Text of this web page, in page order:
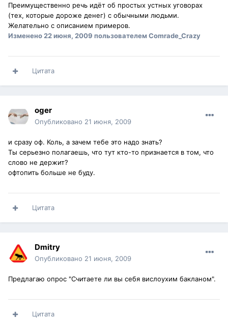
Преимущественно речь идёт об простых устных уговорах
(тех, которые дороже денег) с обычными людьми.
Желательно с описанием примеров.
Изменено22 июня, 2009 пользователем Comrade_Crazy
Цитата
oger
Опубликовано 21 июня, 2009
и сразу оф. Коль, а зачем тебе это надо знать?
Ты серьезно полагаешь, что тут кто-то признается в том, что
слово не держит?
офтопить больше не буду.
Цитата
Dmitry
Опубликовано 21 июня, 2009
Предлагаю опрос "Считаете ли вы себя вислоухим бакланом".
Цитата